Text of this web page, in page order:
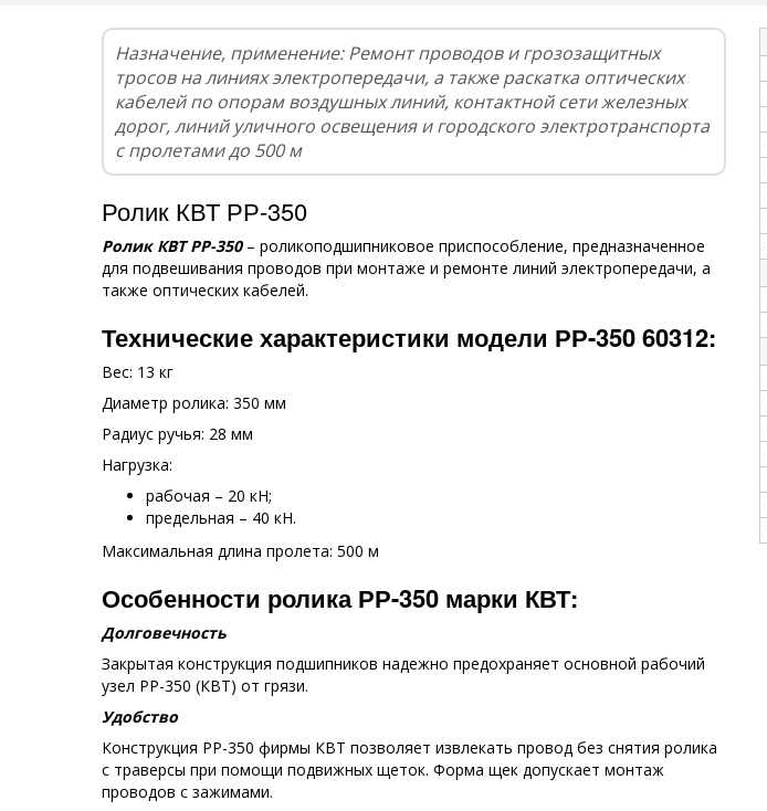
Назначение, применение: Ремонт проводов и грозозащитных
тросов на линиях электропередачи, а также раскатка оптических
кабелей по опорам воздушных линий, контактной сети железных
дорог, линий уличного освещения и городского электротранспорта
с пролетами до 500 м
Ролик КВТ РР-350
Ролик КВТ РР-350– роликоподшипниковое приспособление, предназначенное
для подвешивания проводов при монтаже и ремонте линий электропередачи, а
также оптических кабелей.
Технические характеристики модели РР-350 60312:
Вес: 13 кг
Диаметр ролика: 350 мм
Радиус ручья: 28 мм
Нагрузка:
рабочая – 20 кН;
предельная – 40 кН.
Максимальная длина пролета: 500 м
Особенности ролика РР-350 марки КВТ:
Долговечность
Закрытая конструкция подшипников надежно предохраняет основной рабочий
узел РР-350 (КВТ) от грязи.
Удобство
Конструкция РР-350 фирмы КВТ позволяет извлекать провод без снятия ролика
с траверсы при помощи подвижных щеток. Форма щек допускает монтаж
проводов с зажимами.